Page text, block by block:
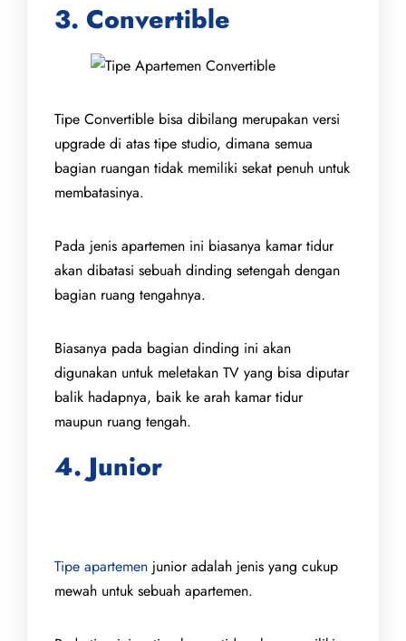
3. Convertible
Tipe Convertible bisa dibilang merupakan versi
upgrade di atas tipe studio, dimana semua
bagian ruangan tidak memiliki sekat penuh untuk
membatasinya.
Pada jenis apartemen ini biasanya kamar tidur
akan dibatasi sebuah dinding setengah dengan
bagian ruang tengahnya.
Biasanya pada bagian dinding ini akan
digunakan untuk meletakan TV yang bisa diputar
balik hadapnya, baik ke arah kamar tidur
maupun ruang tengah.
4. Junior
Tipe apartemen junior adalah jenis yang cukup
mewah untuk sebuah apartemen.